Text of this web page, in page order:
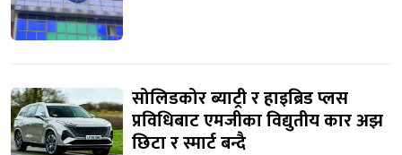
सोलिडकोर ब्याट्री र हाइब्रिड प्लस
प्रविधिबाट एमजीका विद्युतीय कार अझ
छिटा र स्मार्ट बन्दै